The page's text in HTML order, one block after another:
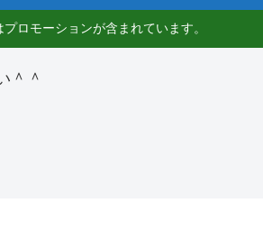
ロモーションが含まれています。
＾＾